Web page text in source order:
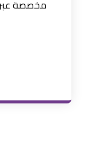
مخصصة عبر